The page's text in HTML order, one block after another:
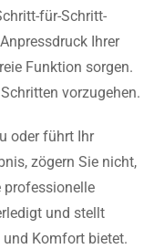
für-Schritt-
Ihrer
Funktion sorgen.
vorzugehen.
oder führt Ihr
zögern Sie nicht,
professionelle
und stellt
und Komfort bietet.